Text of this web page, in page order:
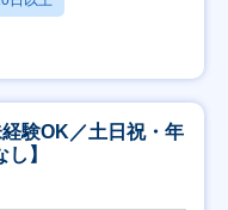
験OK／土日祝・年
】